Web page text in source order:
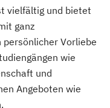
Business
vielfältig und bietet
ganz
Vorliebe
wie
und
Angeboten wie